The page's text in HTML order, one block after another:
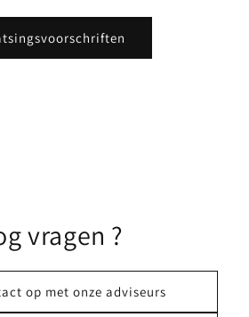
vragen ?
op met onze adviseurs